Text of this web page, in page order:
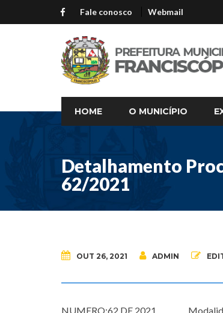
Fale conosco Webmail
HOME O MUNICÍPIO
Detalhamento
62/2021
OUT 26, 2021 ADMIN
NUMERO:62 DE 2021